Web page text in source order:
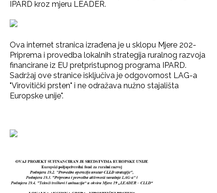
IPARD kroz mjeru LEADER.
Ova internet stranica izrađena je u sklopu Mjere 202-
Priprema i provedba lokalnih strategija ruralnog razvoja
financirane iz EU pretpristupnog programa IPARD.
Sadržaj ove stranice isključiva je odgovornost LAG-a
"Virovitički prsten" i ne odražava nužno stajališta
Europske unije".